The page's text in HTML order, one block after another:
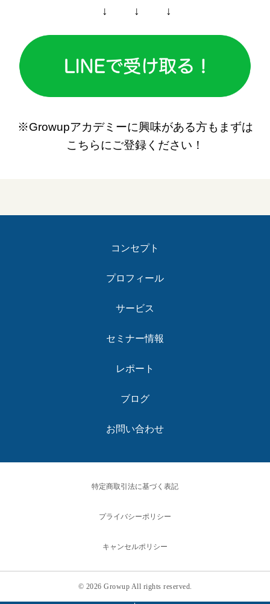
↓ ↓ ↓
※Growupアカデミーに興味がある方もまずは
こちらにご登録ください！
コンセプト
プロフィール
サービス
セミナー情報
レポート
ブログ
お問い合わせ
© 2026 Growup All rights reserved.
特定商取引法に基づく表記
プライバシーポリシー
キャンセルポリシー